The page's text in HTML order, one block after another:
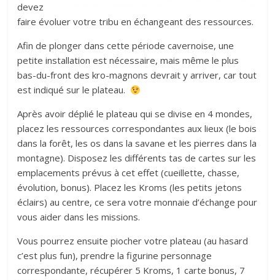
devez
faire évoluer votre tribu en échangeant des ressources.
Afin de plonger dans cette période cavernoise, une
petite installation est nécessaire, mais même le plus
bas-du-front des kro-magnons devrait y arriver, car tout
est indiqué sur le plateau.
Après avoir déplié le plateau qui se divise en 4 mondes,
placez les ressources correspondantes aux lieux (le bois
dans la forêt, les os dans la savane et les pierres dans la
montagne). Disposez les différents tas de cartes sur les
emplacements prévus à cet effet (cueillette, chasse,
évolution, bonus). Placez les Kroms (les petits jetons
éclairs) au centre, ce sera votre monnaie d’échange pour
vous aider dans les missions.
Vous pourrez ensuite piocher votre plateau (au hasard
c’est plus fun), prendre la figurine personnage
correspondante, récupérer 5 Kroms, 1 carte bonus, 7